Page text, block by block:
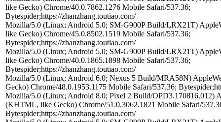
like Gecko) Chrome/40.0.7862.1276 Mobile Safari/537.36;
Bytespider;https://zhanzhang.toutiao.com/
Mozilla/5.0 (Linux; Android 5.0; SM-G900P Build/LRX21T)
like Gecko) Chrome/45.0.8502.1519 Mobile Safari/537.36;
Bytespider;https://zhanzhang.toutiao.com/
Mozilla/5.0 (Linux; Android 5.0; SM-G900P Build/LRX21T)
like Gecko) Chrome/40.0.1865.1898 Mobile Safari/537.36;
Bytespider;https://zhanzhang.toutiao.com/
Mozilla/5.0 (Linux; Android 6.0; Nexus 5 Build/MRA58N)
Gecko) Chrome/48.0.1953.1175 Mobile Safari/537.36;
Mozilla/5.0 (Linux; Android 8.0; Pixel 2 Build/OPD3.170816.012)
(KHTML, like Gecko) Chrome/51.0.3062.1821 Mobile Safari/
Bytespider;https://zhanzhang.toutiao.com/